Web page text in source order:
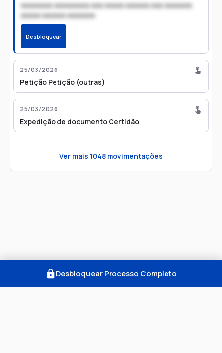
xxxxxxxx xxxxxxxxx xxx xxxxx xxxxxx xxx xxxxxxx
xxxxx xxxxxx xxxxxxx
Desbloquear
25/03/2026
Petição Petição (outras)
25/03/2026
Expedição de documento Certidão
Ver mais 1048 movimentações
Desbloquear Processo Completo